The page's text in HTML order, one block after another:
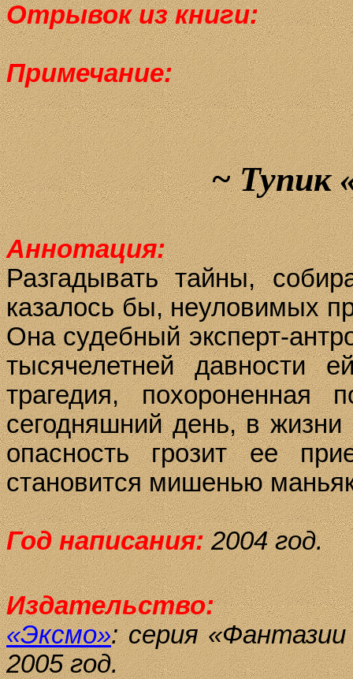
Отрывок из книги:
Примечание:
~Тупик
Аннотация:
Разгадывать тайны,
казалось бы, неуловимых
Она судебный эксперт-
тысячелетней давности
трагедия, похороненная
сегодняшний день, в
опасность грозит ее
становится мишенью
Год написания:2004 год.
Издательство:
«Эксмо»: серия
2005 год.